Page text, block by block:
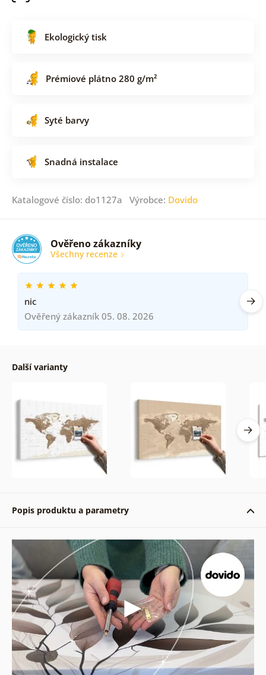
Ekologický tisk
Prémiové plátno 280 g/m²
Syté barvy
Snadná instalace
Katalogové číslo: do1127a Výrobce: Dovido
Ověřeno zákazníky
Všechny recenze
nic
Ověřený zákazník 05. 08. 2026
Další varianty
Popis produktu a parametry